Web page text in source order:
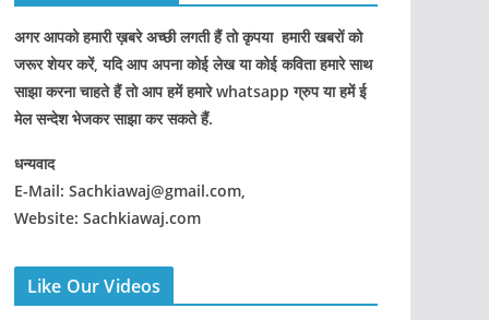
अगर आपको हमारी ख़बरे अच्छी लगती हैं तो कृपया हमारी खबरों को
जरूर शेयर करें, यदि आप अपना कोई लेख या कोई कविता हमारे साथ
साझा करना चाहते हैं तो आप हमें हमारे whatsapp ग्रुप या हमें ई
मेल सन्देश भेजकर साझा कर सकते हैं.
धन्यवाद
E-Mail: Sachkiawaj@gmail.com,
Website: Sachkiawaj.com
Like Our Videos